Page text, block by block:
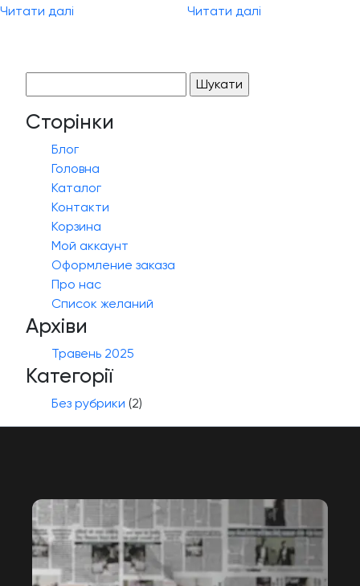
Читати далі Читати далі
Сторінки
Блог
Головна
Каталог
Контакти
Корзина
Мой аккаунт
Оформление заказа
Про нас
Список желаний
Архіви
Травень 2025
Категорії
Без рубрики (2)